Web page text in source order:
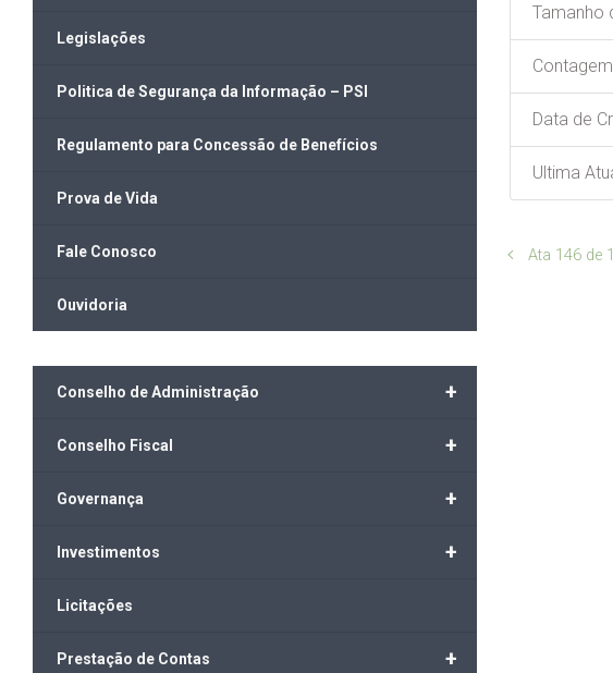
Tamanho
Data de
Ultima
Ata 146 de
Legislações
Politica de Segurança da Informação – PSI
Regulamento para Concessão de Benefícios
Prova de Vida
Fale Conosco
Ouvidoria
+
Conselho de Administração
+
Conselho Fiscal
+
Governança
+
Investimentos
Licitações
+
Prestação de Contas